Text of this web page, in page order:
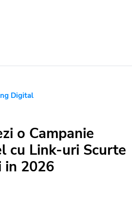
Digital
o Campanie
cu Link-uri Scurte
in 2026